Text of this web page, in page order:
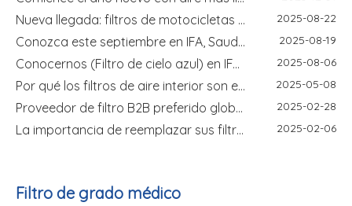
2025-08-22
2025-08-19
2025-08-06
2025-05-08
2025-02-28
2025-02-06
Filtro de grado médico